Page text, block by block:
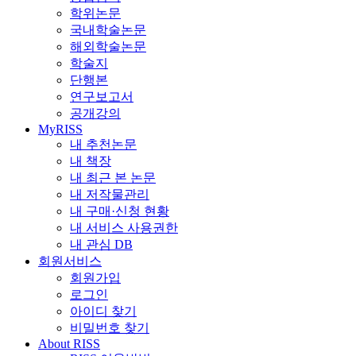
학위논문
국내학술논문
해외학술논문
학술지
단행본
연구보고서
공개강의
MyRISS
내 추천논문
내 책장
내 최근 본 논문
내 저작물관리
내 구매·신청 현황
내 서비스 사용권한
내 관심 DB
회원서비스
회원가입
로그인
아이디 찾기
비밀번호 찾기
About RISS